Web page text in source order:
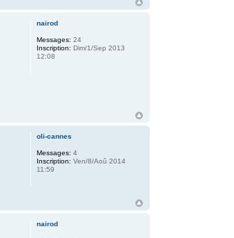
nairod
Messages: 24
Inscription: Dim/1/Sep 2013
12:08
oli-cannes
Messages: 4
Inscription: Ven/8/Aoû 2014
11:59
nairod